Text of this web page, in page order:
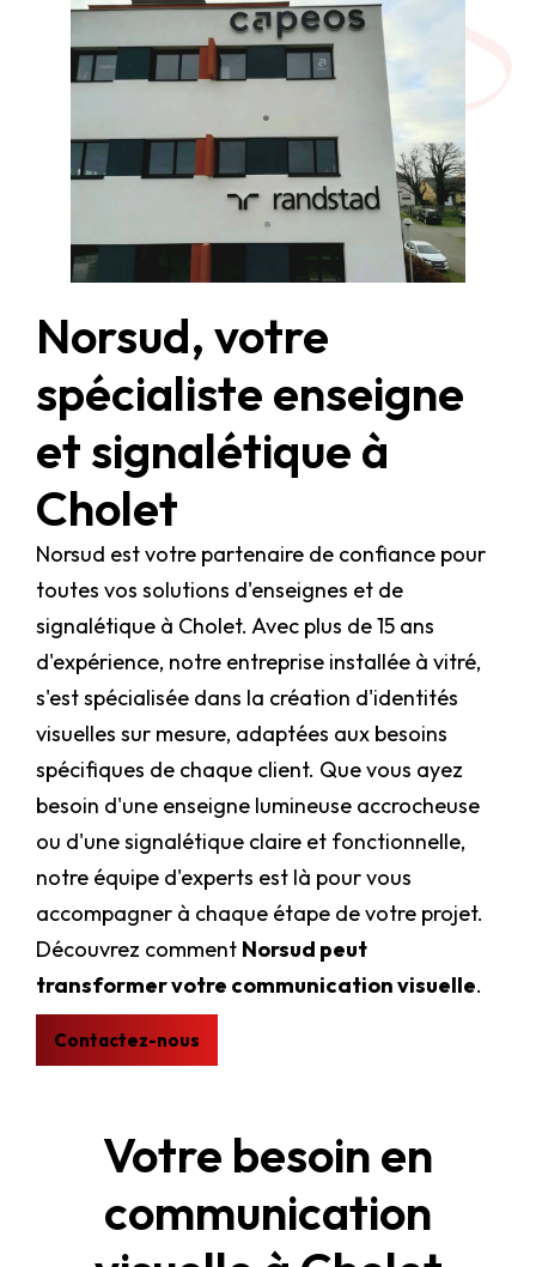
Norsud, votre
spécialiste enseigne
et signalétique à
Cholet
Norsud est votre partenaire de confiance pour
toutes vos solutions d'enseignes et de
signalétique à Cholet. Avec plus de 15 ans
d'expérience, notre entreprise installée à vitré,
s'est spécialisée dans la création d'identités
visuelles sur mesure, adaptées aux besoins
spécifiques de chaque client. Que vous ayez
besoin d'une enseigne lumineuse accrocheuse
ou d'une signalétique claire et fonctionnelle,
notre équipe d'experts est là pour vous
accompagner à chaque étape de votre projet.
Découvrez comment Norsud peut
transformer votre communication visuelle.
Contactez-nous
Votre besoin en
communication